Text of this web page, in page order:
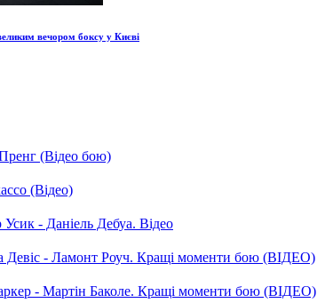
вечором боксу у Києві
(Відео бою)
(Відео)
- Даніель Дебуа. Відео
Девіс - Ламонт Роуч. Кращі моменти бою (ВІДЕО)
- Мартін Баколе. Кращі моменти бою (ВІДЕО)